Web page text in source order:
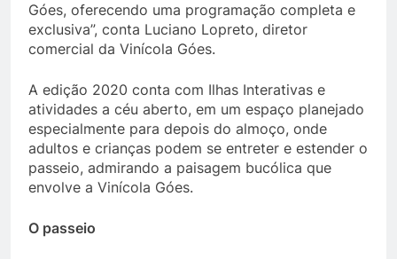
Góes, oferecendo uma programação completa e
exclusiva”, conta Luciano Lopreto, diretor
comercial da Vinícola Góes.
A edição 2020 conta com Ilhas Interativas e
atividades a céu aberto, em um espaço planejado
especialmente para depois do almoço, onde
adultos e crianças podem se entreter e estender o
passeio, admirando a paisagem bucólica que
envolve a Vinícola Góes.
O passeio